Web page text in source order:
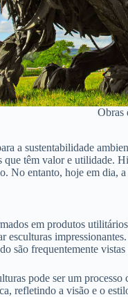
Obras
a sustentabilidade
que têm valor e utilidade.
No entanto, hoje em dia,
em produtos
são frequentemente
pode ser um
refletindo a visão e o